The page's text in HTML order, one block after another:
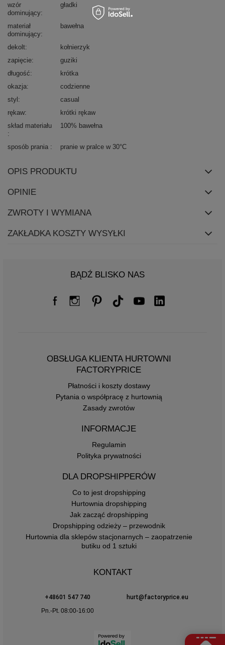
wzór
dominujący
gładki
materiał
dominujący
bawełna
dekolt
kołnierzyk
zapięcie
guziki
długość
krótka
okazja
codzienne
styl
casual
rękaw
krótki rękaw
skład materiału
100% bawełna
sposób prania pranie w pralce w 30°C
OPIS PRODUKTU
OPINIE
ZWROTY I WYMIANA
ZAKŁADKA KOSZTY WYSYŁKI
BĄDŹ BLISKO NAS
OBSŁUGA KLIENTA HURTOWNI
FACTORYPRICE
Płatności i koszty dostawy
Pytania o współpracę z hurtownią
Zasady zwrotów
INFORMACJE
Regulamin
Polityka prywatności
DLA DROPSHIPPERÓW
Co to jest dropshipping
Hurtownia dropshipping
Jak zacząć dropshipping
Dropshipping odzieży – przewodnik
Hurtownia dla sklepów stacjonarnych – zaopatrzenie
butiku od 1 sztuki
KONTAKT
+48601 547 740
hurt@factoryprice.eu
Pn.-Pt. 08:00-16:00